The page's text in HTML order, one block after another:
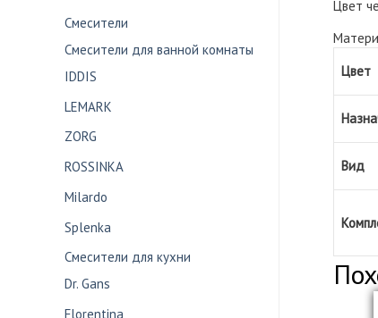
Смесители
Смесители для ванной комнаты
IDDIS
LEMARK
ZORG
ROSSINKA
Milardo
Splenka
Смесители для кухни
Dr. Gans
Florentina
Цвет
Цвет
Вид